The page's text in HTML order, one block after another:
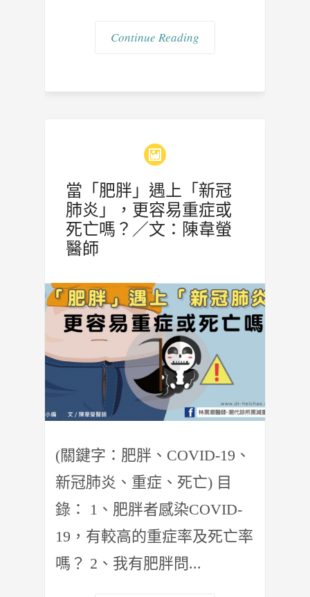
Continue Reading
當「肥胖」遇上「新冠
肺炎」，更容易重症或
死亡嗎？／文：陳韋螢
醫師
(關鍵字：肥胖、COVID-19、
新冠肺炎、重症、死亡) 目
錄： 1、肥胖者感染COVID-
19，有較高的重症率及死亡率
嗎？ 2、我有肥胖問...